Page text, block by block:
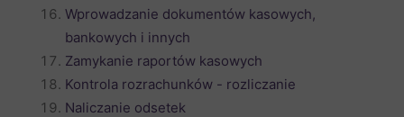
Wprowadzanie dokumentów kasowych,
bankowych i innych
Zamykanie raportów kasowych
Kontrola rozrachunków - rozliczanie
Naliczanie odsetek